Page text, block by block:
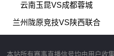
云南玉昆VS成都蓉城
兰州陇原竞技VS陕西联合
本站所有赛事直播信号均由用户收